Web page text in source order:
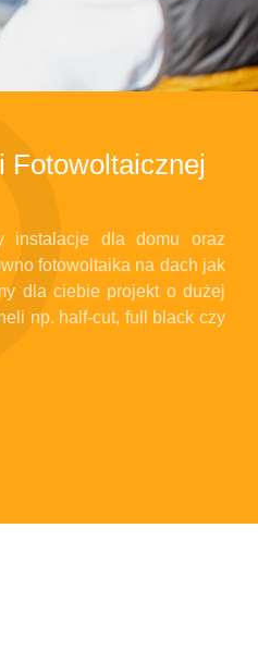
Fotowoltaicznej
instalacje dla domu oraz
fotowoltaika na dach jak
dla ciebie projekt o dużej
np. half-cut, full black czy